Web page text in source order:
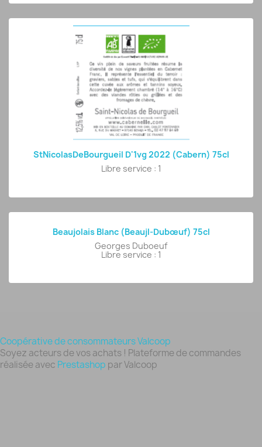
StNicolasDeBourgueil D'1vg 2022 (Cabern) 75cl
Libre service : 1
Beaujolais Blanc (Beaujl-Dubœuf) 75cl
Georges Duboeuf
Libre service : 1
Coopérative de consommateurs Valcoop
Soyez acteurs de vos achats ! Plateforme de commandes
réalisée avec Prestashop par Valcoop